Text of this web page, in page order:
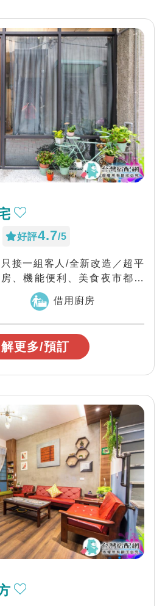
好評4.7/5
接一組客人/全新改造／超平
、機能便利、美食夜市都方
座落在熱鬧的中西區，...
借用廚房
更多/預訂